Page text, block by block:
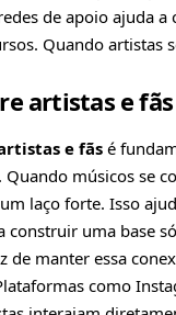
de apoio ajuda
Quando artistas
artistas e fãs
e fãs é
Quando músicos se
laço forte. Isso
construir uma base
de manter essa
como